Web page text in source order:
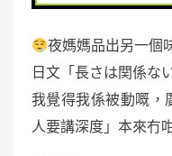
夜媽媽品出另一個
日文「長さは関係な
我覺得我係被動嘅，
人要講深度」本來冇